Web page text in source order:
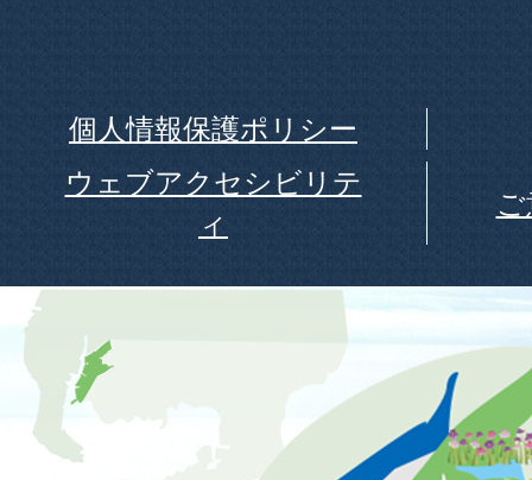
個人情報保護ポリシー
ウェブアクセシビリテ
ィ